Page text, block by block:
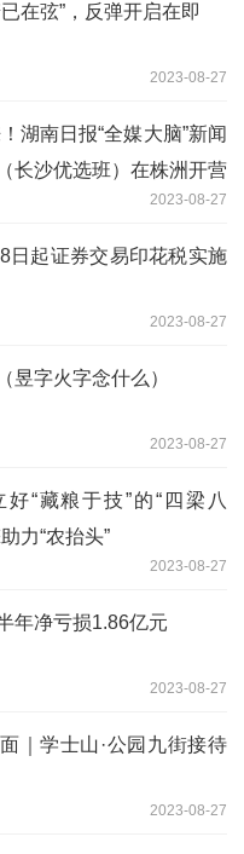
在弦”，反弹开启在即
2023-08-27
湖南日报“全媒大脑”新闻
长沙优选班）在株洲开营
2023-08-27
日起证券交易印花税实施
2023-08-27
昱字火字念什么）
2023-08-27
“藏粮于技”的“四梁八
力“农抬头”
2023-08-27
年净亏损1.86亿元
2023-08-27
｜学士山·公园九街接待
2023-08-27